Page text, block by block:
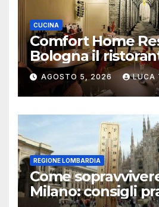
CUCINA
Comfort Home
Bologna il
trasforma
un’esperienza di
AGOSTO 5, 2026 LUCA
REGIONE LOMBARDIA
Come
Milano: consigli